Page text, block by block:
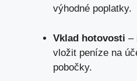
výhodné poplatky.
Vklad hotovosti –
vložit peníze na
pobočky.